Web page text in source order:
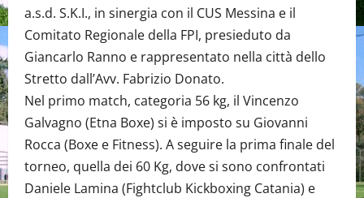
a.s.d. S.K.I., in sinergia con il CUS Messina e il
Comitato Regionale della FPI, presieduto da
Giancarlo Ranno e rappresentato nella città dello
Stretto dall’Avv. Fabrizio Donato.
Nel primo match, categoria 56 kg, il Vincenzo
Galvagno (Etna Boxe) si è imposto su Giovanni
Rocca (Boxe e Fitness). A seguire la prima finale del
torneo, quella dei 60 Kg, dove si sono confrontati
Daniele Lamina (Fightclub Kickboxing Catania) e